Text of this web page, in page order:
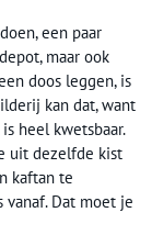
een paar
maar ook
doos leggen, is
kan dat, want
heel kwetsbaar.
uit dezelfde kist
kaftan te
Dat moet je